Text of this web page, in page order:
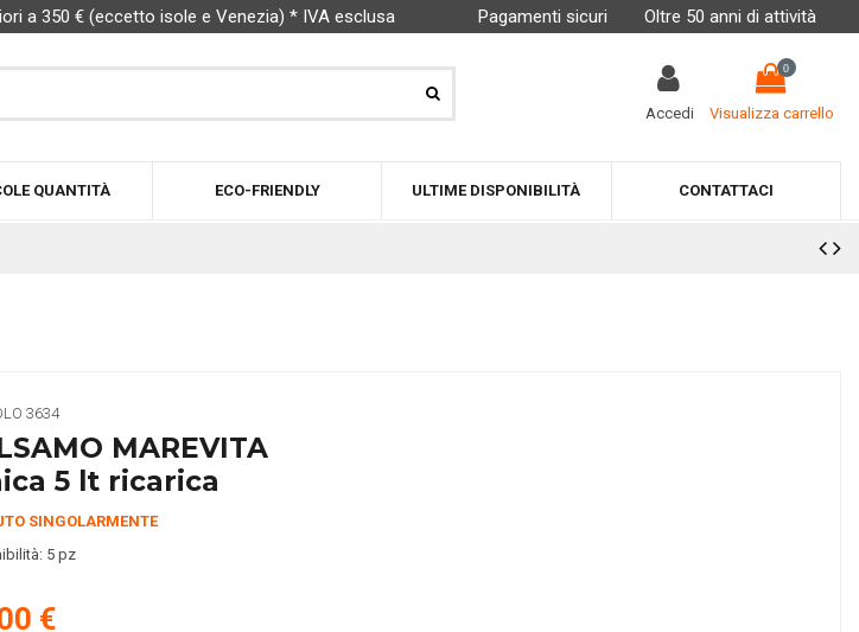
a 350 € (eccetto isole e Venezia) * IVA esclusa Pagamenti sicuri Oltre 50 anni di attività
Accedi
0
Visualizza carrello
QUANTITÀ ECO-FRIENDLY ULTIME DISPONIBILITÀ CONTATTACI
3634
MAREVITA
5 lt ricarica
SINGOLARMENTE
5 pz
€